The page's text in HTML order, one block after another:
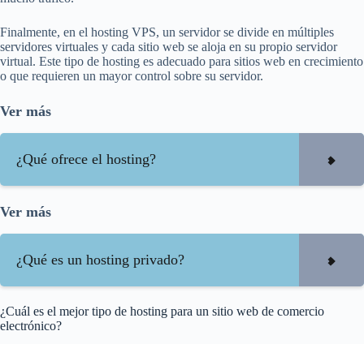
Finalmente, en el hosting VPS, un servidor se divide en múltiples
servidores virtuales y cada sitio web se aloja en su propio servidor
virtual. Este tipo de hosting es adecuado para sitios web en crecimiento
o que requieren un mayor control sobre su servidor.
Ver más
¿Qué ofrece el hosting?
Ver más
¿Qué es un hosting privado?
¿Cuál es el mejor tipo de hosting para un sitio web de comercio
electrónico?